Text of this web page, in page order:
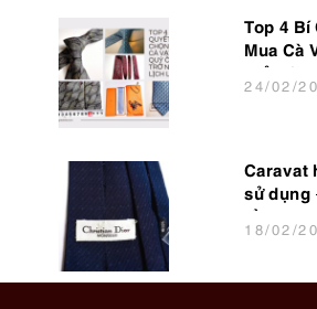
Top 4 Bí
Mua Cà
24/02/
Caravat
sử dụng
18/02/